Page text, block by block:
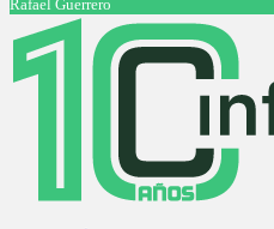
Rafael Guerrero